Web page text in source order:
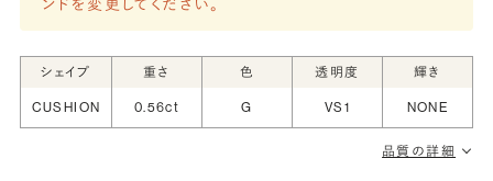
ンドを変更してください。
シェイプ 重さ 色 透明度 輝き
CUSHION 0.56ct G VS1 NONE
品質の詳細